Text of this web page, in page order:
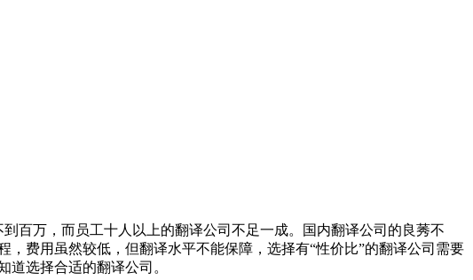
百万，而员工十人以上的翻译公司不足一成。国内翻译公司的良莠不
费用虽然较低，但翻译水平不能保障，选择有“性价比”的翻译公司需要
选择合适的翻译公司。